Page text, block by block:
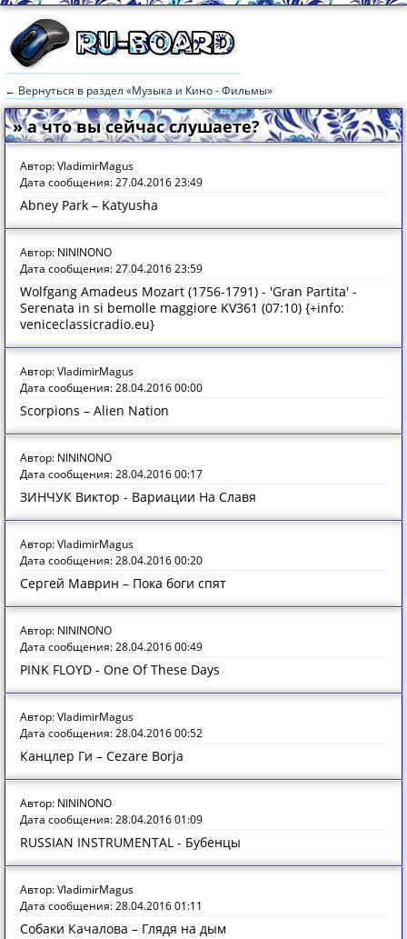
← Вернуться в раздел «Музыка и Кино - Фильмы»
» а что вы сейчас слушаете?
Автор: VladimirMagus
Дата сообщения: 27.04.2016 23:49
Abney Park – Katyusha
Автор: NININONO
Дата сообщения: 27.04.2016 23:59
Wolfgang Amadeus Mozart (1756-1791) - 'Gran Partita' -
Serenata in si bemolle maggiore KV361 (07:10) {+info:
veniceclassicradio.eu}
Автор: VladimirMagus
Дата сообщения: 28.04.2016 00:00
Scorpions – Alien Nation
Автор: NININONO
Дата сообщения: 28.04.2016 00:17
ЗИНЧУК Виктор - Вариации На Славя
Автор: VladimirMagus
Дата сообщения: 28.04.2016 00:20
Сергей Маврин – Пока боги спят
Автор: NININONO
Дата сообщения: 28.04.2016 00:49
PINK FLOYD - One Of These Days
Автор: VladimirMagus
Дата сообщения: 28.04.2016 00:52
Канцлер Ги – Cezare Borja
Автор: NININONO
Дата сообщения: 28.04.2016 01:09
RUSSIAN INSTRUMENTAL - Бубенцы
Автор: VladimirMagus
Дата сообщения: 28.04.2016 01:11
Собаки Качалова – Глядя на дым